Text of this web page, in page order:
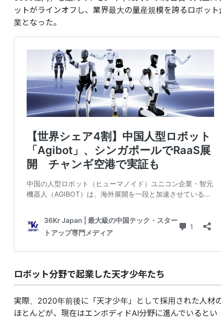
ットがラインオフし、業界最大の量産規模を誇るロボット
業となった。
ロボット分野で起業した天才少年たち
実際、2020年前後に「天才少年」として採用された人材
ほとんどが、現在はエンボディドAI分野に進んでいるとい